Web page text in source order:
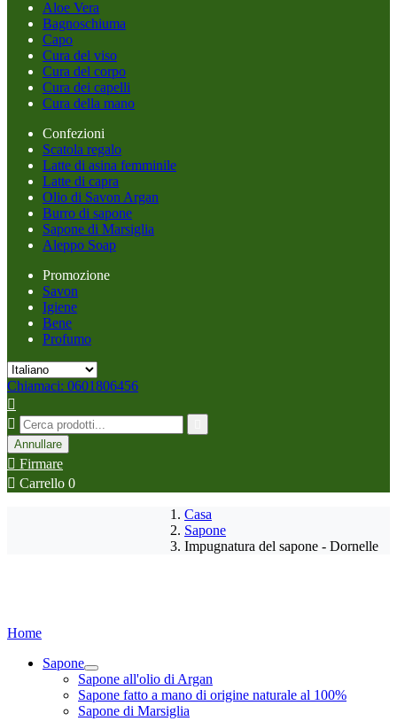
Aloe Vera
Bagnoschiuma
Capo
Cura del viso
Cura del corpo
Cura dei capelli
Cura della mano
Confezioni
Scatola regalo
Latte di asina femminile
Latte di capra
Olio di Savon Argan
Burro di sapone
Sapone di Marsiglia
Aleppo Soap
Promozione
Savon
Igiene
Bene
Profumo
Chiamaci: 0601806456


Annullare
 Firmare
 Carrello 0
Casa
Sapone
Impugnatura del sapone - Dornelle
Home
Sapone
Sapone all'olio di Argan
Sapone fatto a mano di origine naturale al 100%
Sapone di Marsiglia